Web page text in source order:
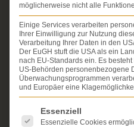
Seit über 25 Jahren
ausschließlich
Personenschäden. Wir
Erfahrung im
bei der Durchsetzung von
im Mittelpunkt.
Mehr erfahren:
Unsere Kanzlei
möglicherweise nicht alle
Einige Services verarbeiten
Ihrer Einwilligung zur Nutzung
Verarbeitung Ihrer Daten in den
Der EuGH stuft die USA als ein
nach EU-Standards ein. Es
US-Behörden personenbezogene
Überwachungsprogrammen
und Europäer eine
Es folgt eine Liste der
Essenziell
Essenzielle Cookies